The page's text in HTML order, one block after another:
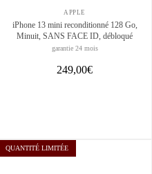
APPLE
iPhone 13 mini reconditionné 128 Go,
Minuit, SANS FACE ID, débloqué
garantie 24 mois
249,00€
QUANTITÉ LIMITÉE